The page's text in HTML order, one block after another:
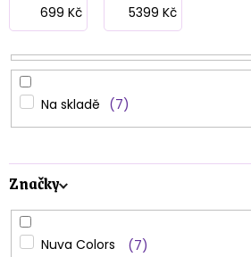
r
o
d
u
k
t
ů
699 Kč 5399 Kč
Na skladě 7
Značky
Nuva Colors 7